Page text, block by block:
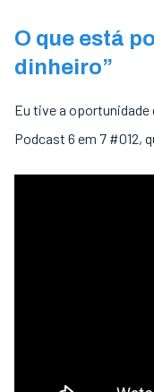
O que está
dinheiro”
Eu tive a oportunidade
Podcast 6 em 7 #012,